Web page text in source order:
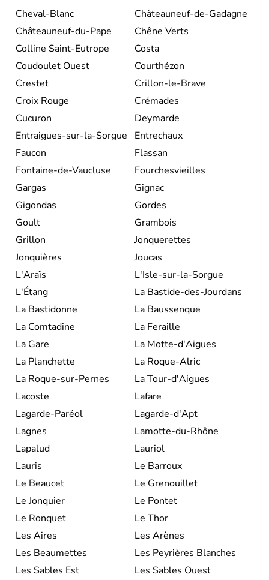
Cheval-Blanc
Châteauneuf-de-Gadagne
Châteauneuf-du-Pape
Chêne Verts
Colline Saint-Eutrope
Costa
Coudoulet Ouest
Courthézon
Crestet
Crillon-le-Brave
Croix Rouge
Crémades
Cucuron
Deymarde
Entraigues-sur-la-Sorgue
Entrechaux
Faucon
Flassan
Fontaine-de-Vaucluse
Fourchesvieilles
Gargas
Gignac
Gigondas
Gordes
Goult
Grambois
Grillon
Jonquerettes
Jonquières
Joucas
L'Araïs
L'Isle-sur-la-Sorgue
L'Étang
La Bastide-des-Jourdans
La Bastidonne
La Baussenque
La Comtadine
La Feraille
La Gare
La Motte-d'Aigues
La Planchette
La Roque-Alric
La Roque-sur-Pernes
La Tour-d'Aigues
Lacoste
Lafare
Lagarde-Paréol
Lagarde-d'Apt
Lagnes
Lamotte-du-Rhône
Lapalud
Lauriol
Lauris
Le Barroux
Le Beaucet
Le Grenouillet
Le Jonquier
Le Pontet
Le Ronquet
Le Thor
Les Aires
Les Arènes
Les Beaumettes
Les Peyrières Blanches
Les Sables Est
Les Sables Ouest